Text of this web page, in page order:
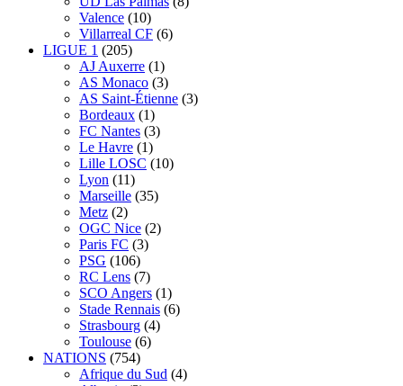
Valence (10)
Villarreal CF (6)
LIGUE 1 (205)
AJ Auxerre (1)
AS Monaco (3)
AS Saint-Étienne (3)
Bordeaux (1)
FC Nantes (3)
Le Havre (1)
Lille LOSC (10)
Lyon (11)
Marseille (35)
Metz (2)
OGC Nice (2)
Paris FC (3)
PSG (106)
RC Lens (7)
SCO Angers (1)
Stade Rennais (6)
Strasbourg (4)
Toulouse (6)
NATIONS (754)
Afrique du Sud (4)